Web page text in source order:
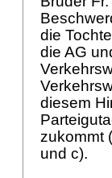
die
die AG
diesem
zukommt
und c).